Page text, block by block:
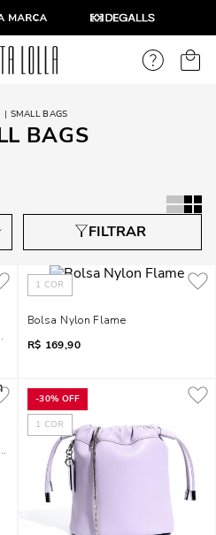
SMALL BAGS
BAGS
1 COR
Bolsa Nylon Flame
R$ 169,90
Preto
-30% OFF
1 COR